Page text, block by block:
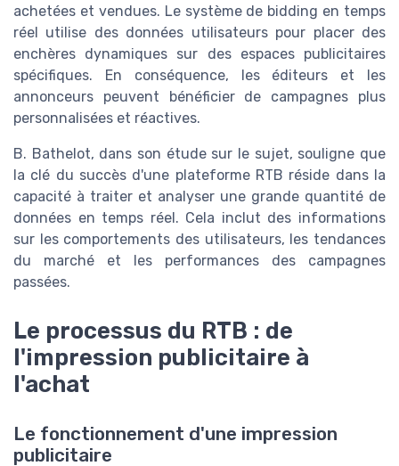
achetées et vendues. Le système de bidding en temps
réel utilise des données utilisateurs pour placer des
enchères dynamiques sur des espaces publicitaires
spécifiques. En conséquence, les éditeurs et les
annonceurs peuvent bénéficier de campagnes plus
personnalisées et réactives.
B. Bathelot, dans son étude sur le sujet, souligne que
la clé du succès d'une plateforme RTB réside dans la
capacité à traiter et analyser une grande quantité de
données en temps réel. Cela inclut des informations
sur les comportements des utilisateurs, les tendances
du marché et les performances des campagnes
passées.
Le processus du RTB : de
l'impression publicitaire à
l'achat
Le fonctionnement d'une impression
publicitaire